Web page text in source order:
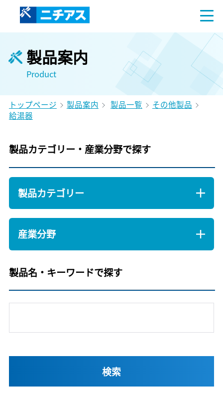
製品案内
Product
トップページ 製品案内 製品一覧
その他製品
給湯器
製品カテゴリー・産業分野で探す
製品カテゴリー
産業分野
製品名・キーワードで探す